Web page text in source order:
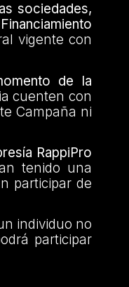
sociedades,
vigente con
de la
cuenten con
Campaña ni
RappiPro
tenido una
participar de
individuo no
participar